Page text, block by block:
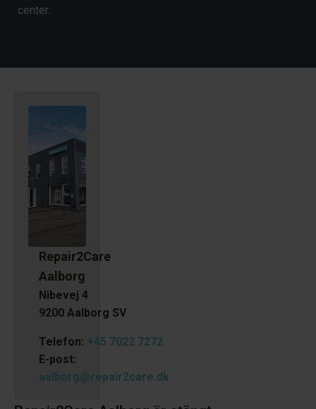
center.
Repair2Care
Aalborg
Nibevej 4
9200 Aalborg SV
Telefon: +45 7022 7272
E-post:
aalborg@repair2care.dk